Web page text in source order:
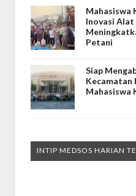
Mahasiswa
Inovasi
Petani
Siap
Kecamatan
Mahasiswa
INTIP MEDSOS HARIAN